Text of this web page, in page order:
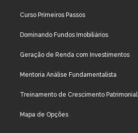
Curso Primeiros Passos
Dominando Fundos Imobiliários
Geração de Renda com Investimentos
Mentoria Análise Fundamentalista
Treinamento de Crescimento Patrimonial
Mapa de Opções